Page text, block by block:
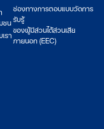
ชน
รา
ช่องทางการตอบแบบวัดการ
รับรู้
ของผู้มีส่วนได้ส่วนเสีย
ภายนอก (EEC)